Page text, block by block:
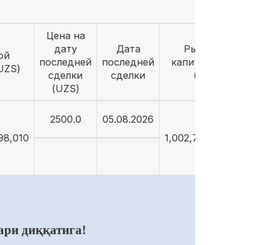
Цена на
дату
последней
сделки
(UZS)
Дата
последней
сделки
Рыночная
капитализация
(UZS)
2500.0
05.08.2026
1,002,770,915,000
диққатига!